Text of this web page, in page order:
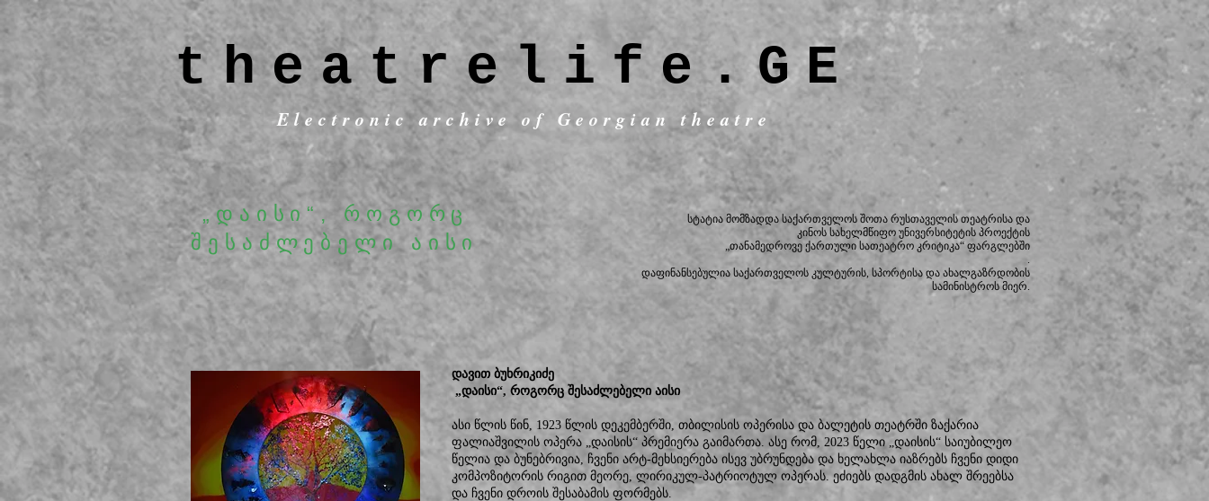
theatrelife.GE
Electronic archive of Georgian theatre
„დაისი“, როგორც
შესაძლებელი აისი
სტატია მომზადდა საქართველოს შოთა რუსთაველის თეატრისა და
კინოს სახელმწიფო უნივერსიტეტის პროექტის
„თანამედროვე ქართული სათეატრო კრიტიკა“ ფარგლებში
.
დაფინანსებულია საქართველოს კულტურის, სპორტისა და ახალგაზრდობის
სამინისტროს მიერ.
დავით ბუხრიკიძე
„დაისი“, როგორც შესაძლებელი აისი
ასი წლის წინ, 1923 წლის დეკემბერში, თბილისის ოპერისა და ბალეტის თეატრში ზაქარია
ფალიაშვილის ოპერა „დაისის“ პრემიერა გაიმართა. ასე რომ, 2023 წელი „დაისის“ საიუბილეო
წელია და ბუნებრივია, ჩვენი არტ-მეხსიერება ისევ უბრუნდება და ხელახლა იაზრებს ჩვენი დიდი
კომპოზიტორის რიგით მეორე, ლირიკულ-პატრიოტულ ოპერას. ეძიებს დადგმის ახალ შრეებსა
და ჩვენი დროის შესაბამის ფორმებს.